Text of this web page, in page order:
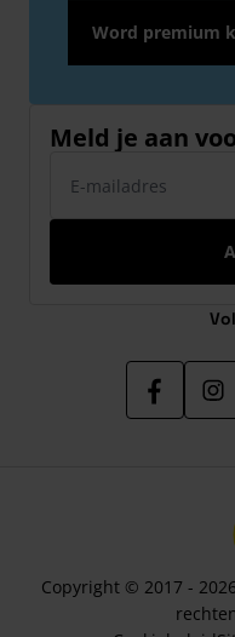
Word premium
Meld je aan
Copyright © 2017 -